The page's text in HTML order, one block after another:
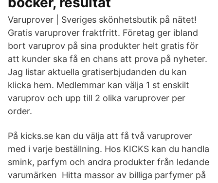
Varuprover | Sveriges skönhetsbutik på nätet!
Gratis varuprover fraktfritt. Företag ger ibland
bort varuprov på sina produkter helt gratis för
att kunder ska få en chans att prova på nyheter.
Jag listar aktuella gratiserbjudanden du kan
klicka hem. Medlemmar kan välja 1 st enskilt
varuprov och upp till 2 olika varuprover per
order.
På kicks.se kan du välja att få två varuprover
med i varje beställning. Hos KICKS kan du handla
smink, parfym och andra produkter från ledande
varumärken Hitta massor av billiga parfymer på